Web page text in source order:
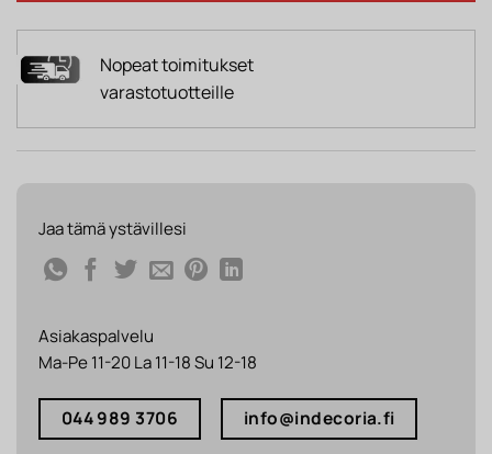
Nopeat toimitukset
varastotuotteille
Jaa tämä ystävillesi
Asiakaspalvelu
Ma-Pe 11-20 La 11-18 Su 12-18
044 989 3706 info@indecoria.fi